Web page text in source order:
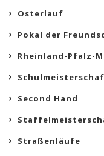
Osterlauf
Pokal der
Rheinland-Pfalz-
Second Hand
Straßenläufe